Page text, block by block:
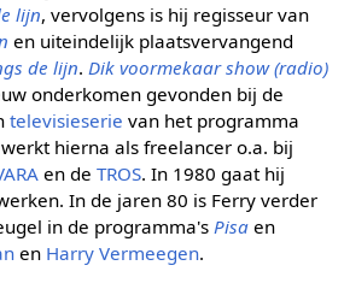
lijn, vervolgens is hij regisseur van
en uiteindelijk plaatsvervangend
de lijn. Dik voormekaar show (radio)
onderkomen gevonden bij de
televisieserie van het programma
hierna als freelancer o.a. bij
en de TROS. In 1980 gaat hij
In de jaren 80 is Ferry verder
in de programma's Pisaen
en Harry Vermeegen.